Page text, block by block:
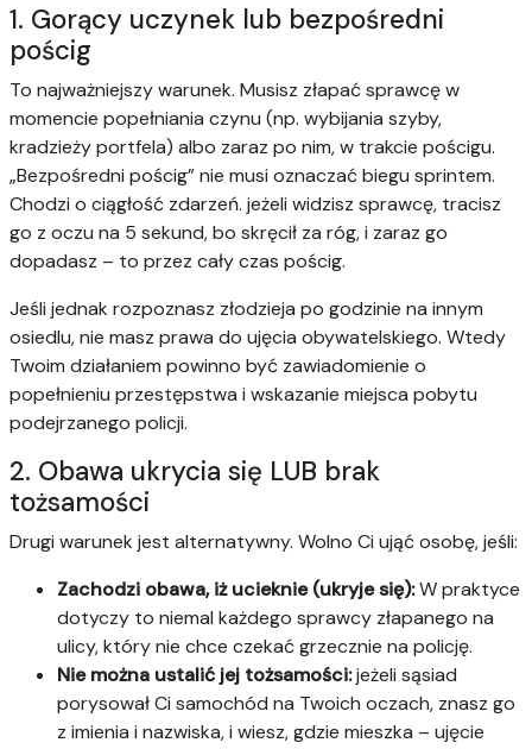
1. Gorący uczynek lub bezpośredni
pościg
To najważniejszy warunek. Musisz złapać sprawcę w
momencie popełniania czynu (np. wybijania szyby,
kradzieży portfela) albo zaraz po nim, w trakcie pościgu.
„Bezpośredni pościg” nie musi oznaczać biegu sprintem.
Chodzi o ciągłość zdarzeń. jeżeli widzisz sprawcę, tracisz
go z oczu na 5 sekund, bo skręcił za róg, i zaraz go
dopadasz – to przez cały czas pościg.
Jeśli jednak rozpoznasz złodzieja po godzinie na innym
osiedlu, nie masz prawa do ujęcia obywatelskiego. Wtedy
Twoim działaniem powinno być zawiadomienie o
popełnieniu przestępstwa i wskazanie miejsca pobytu
podejrzanego policji.
2. Obawa ukrycia się LUB brak
tożsamości
Drugi warunek jest alternatywny. Wolno Ci ująć osobę, jeśli:
Zachodzi obawa, iż ucieknie (ukryje się):W praktyce
dotyczy to niemal każdego sprawcy złapanego na
ulicy, który nie chce czekać grzecznie na policję.
Nie można ustalić jej tożsamości:jeżeli sąsiad
porysował Ci samochód na Twoich oczach, znasz go
z imienia i nazwiska, i wiesz, gdzie mieszka – ujęcie